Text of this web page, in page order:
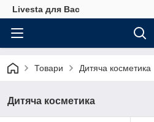
Livesta для Вас
Товари Дитяча косметика
Дитяча косметика